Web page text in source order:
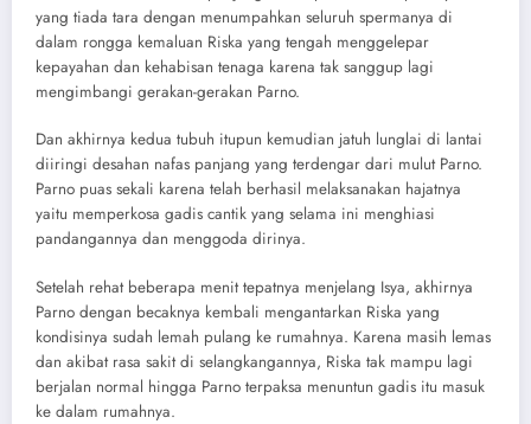
yang tiada tara dengan menumpahkan seluruh spermanya di
dalam rongga kemaluan Riska yang tengah menggelepar
kepayahan dan kehabisan tenaga karena tak sanggup lagi
mengimbangi gerakan-gerakan Parno.
Dan akhirnya kedua tubuh itupun kemudian jatuh lunglai di lantai
diiringi desahan nafas panjang yang terdengar dari mulut Parno.
Parno puas sekali karena telah berhasil melaksanakan hajatnya
yaitu memperkosa gadis cantik yang selama ini menghiasi
pandangannya dan menggoda dirinya.
Setelah rehat beberapa menit tepatnya menjelang Isya, akhirnya
Parno dengan becaknya kembali mengantarkan Riska yang
kondisinya sudah lemah pulang ke rumahnya. Karena masih lemas
dan akibat rasa sakit di selangkangannya, Riska tak mampu lagi
berjalan normal hingga Parno terpaksa menuntun gadis itu masuk
ke dalam rumahnya.